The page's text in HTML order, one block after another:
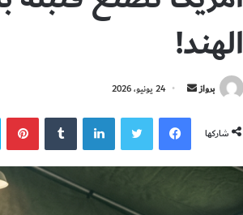
الهند!
برواز
أرسل
إلكترونيا
24 يونيو، 2026
شاركها
فيسبوكتويتر لينكدإن ‏Tumblr